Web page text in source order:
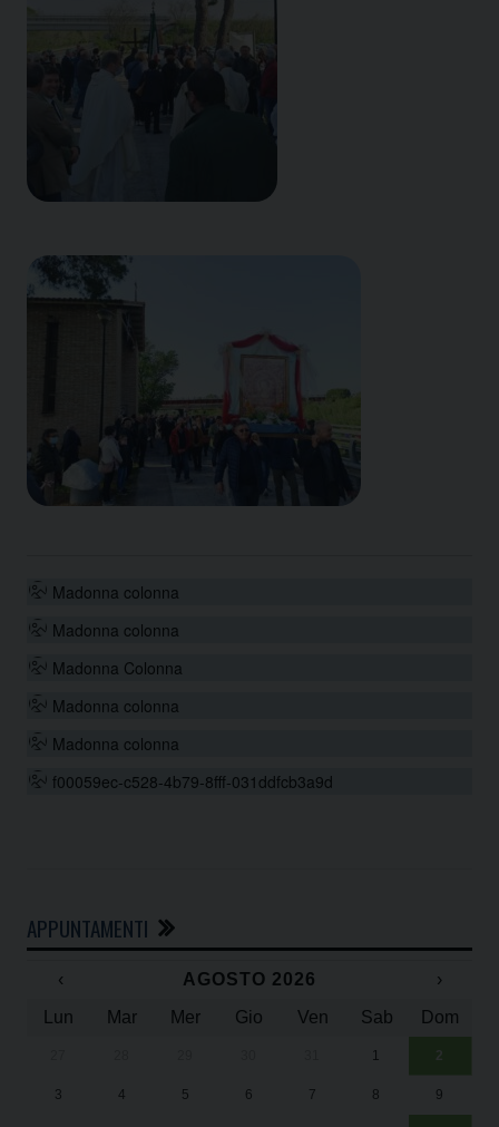
Madonna colonna
Madonna colonna
Madonna Colonna
Madonna colonna
Madonna colonna
f00059ec-c528-4b79-8fff-031ddfcb3a9d
APPUNTAMENTI
‹ AGOSTO 2026
›
Lun
Mar Mer Gio Ven Sab Dom
1 2
3 4 5 6 7 8 9